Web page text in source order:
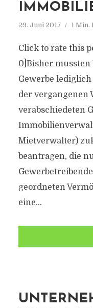
29. Juni 2017 1 Min.
Click to rate this
0]Bisher
Gewerbe
der vergangenen
verabschiedeten
Mietverwalter)
beantragen, die
geordneten
eine...